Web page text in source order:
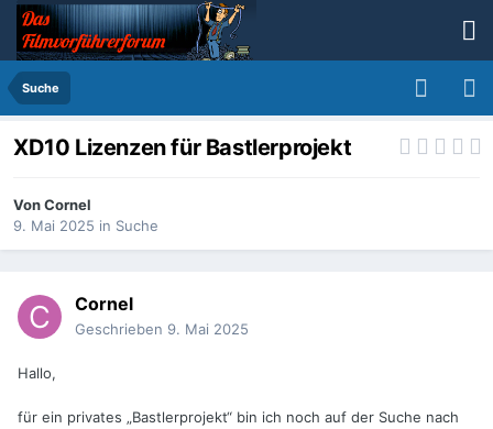
Suche
XD10 Lizenzen für Bastlerprojekt
VonCornel
9. Mai 2025 in Suche
Cornel
Geschrieben 9. Mai 2025
Hallo,
für ein privates „Bastlerprojekt“ bin ich noch auf der Suche nach